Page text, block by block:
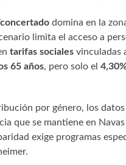
domina en la
limita el acceso a
tarifas sociales vinculadas
65 años, pero solo el
por género, los
que se mantiene en
exige programas